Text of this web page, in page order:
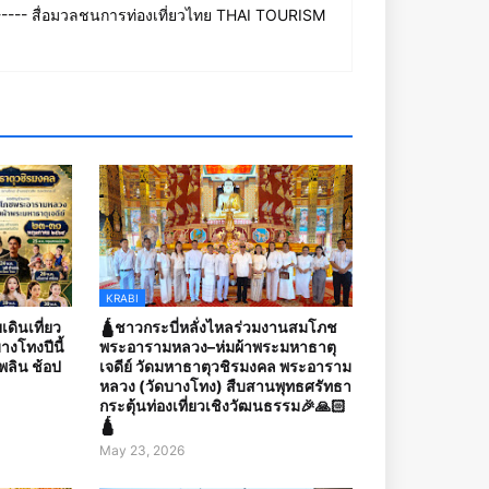
สื่อมวลชนการท่องเที่ยวไทย THAI TOURISM
ดินเที่ยว
งโทงปีนี้
ลิน ช้อป
KRABI
🛕ชาวกระบี่หลั่งไหลร่วมงานสมโภช
พระอารามหลวง–ห่มผ้าพระมหาธาตุ
เจดีย์ วัดมหาธาตุวชิรมงคล พระอาราม
หลวง (วัดบางโทง) สืบสานพุทธศรัทธา
กระตุ้นท่องเที่ยวเชิงวัฒนธรรม🎉🙏🏻
🛕
May 23, 2026